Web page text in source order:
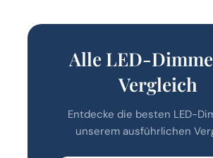
Alle LED-
Vergleich
Entdecke die besten LED-
unserem ausführlichen